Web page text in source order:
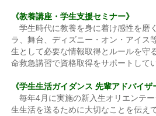
《教養講座・学生支援セミナー》
学生時代に教養を身に着け感性を磨
ラ、舞台、ディズニー・オン・アイス
生として必要な情報取得とルールを守
命救急講習で資格取得をサポートして
《学生生活ガイダンス 先輩アドバイザ
毎年4月に実施の新入生オリエンテ
生生活を送るために大切なことを伝え